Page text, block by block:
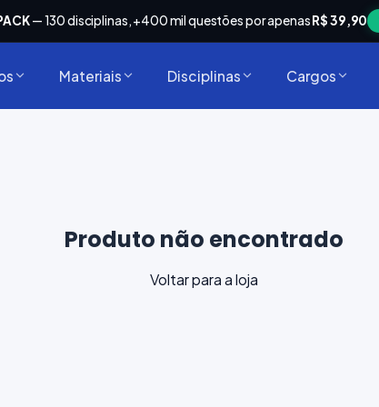
— 130 disciplinas, +400 mil questões por apenasR$ 39,90
Materiais Disciplinas Cargos
Produto não encontrado
Voltar para a loja